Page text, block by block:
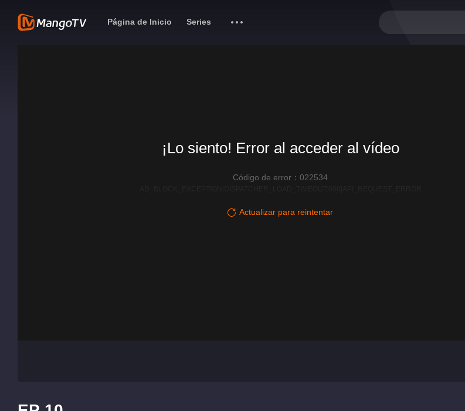
Página de Inicio Series
¡Lo siento! Error al acceder al vídeo
Código de error：022534
Actualizar para reintentar